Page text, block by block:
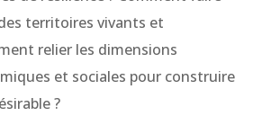
territoires vivants et
relier les dimensions
et sociales pour construire
?